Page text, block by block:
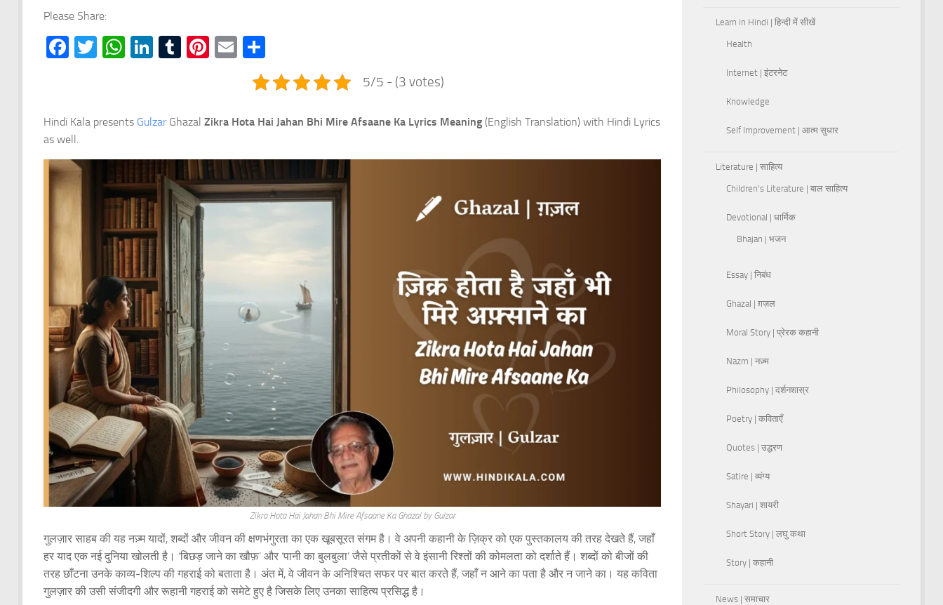
Please Share:
Facebook
TwitterWhatsApp
LinkedIn
Tumblr
Pinterest
Email
5/5 - (3 votes)
Hindi Kala presents GulzarGhazal Zikra Hota Hai Jahan Bhi Mire Afsaane Ka Lyrics Meaning (English Translation) with Hindi Lyrics
as well.
Zikra Hota Hai Jahan Bhi Mire Afsaane Ka Ghazal by Gulzar
गुलज़ार साहब की यह नज़्म यादों, शब्दों और जीवन की क्षणभंगुरता का एक खूबसूरत संगम है। वे अपनी कहानी के ज़िक्र को एक पुस्तकालय की तरह देखते हैं, जहाँ
हर याद एक नई दुनिया खोलती है। ‘बिछड़ जाने का खौफ़’ और ‘पानी का बुलबुला’ जैसे प्रतीकों से वे इंसानी रिश्तों की कोमलता को दर्शाते हैं। शब्दों को बीजों की
तरह छाँटना उनके काव्य-शिल्प की गहराई को बताता है। अंत में, वे जीवन के अनिश्चित सफर पर बात करते हैं, जहाँ न आने का पता है और न जाने का। यह कविता
गुलज़ार की उसी संजीदगी और रूहानी गहराई को समेटे हुए है जिसके लिए उनका साहित्य प्रसिद्ध है।
Learn in Hindi | हिन्दी में सीखें
Health
Internet | इंटरनेट
Knowledge
Self Improvement | आत्म सुधार
Literature | साहित्य
Children's Literature | बाल साहित्य
Devotional | धार्मिक
Bhajan | भजन
Essay | निबंध
Ghazal | ग़ज़ल
Moral Story | प्रेरक कहानी
Nazm | नज़्म
Philosophy | दर्शनशास्र
Poetry | कविताएँ
Quotes | उद्धरण
Satire | व्यंग्य
Shayari | शायरी
Short Story | लघु कथा
Story | कहानी
News | समाचार